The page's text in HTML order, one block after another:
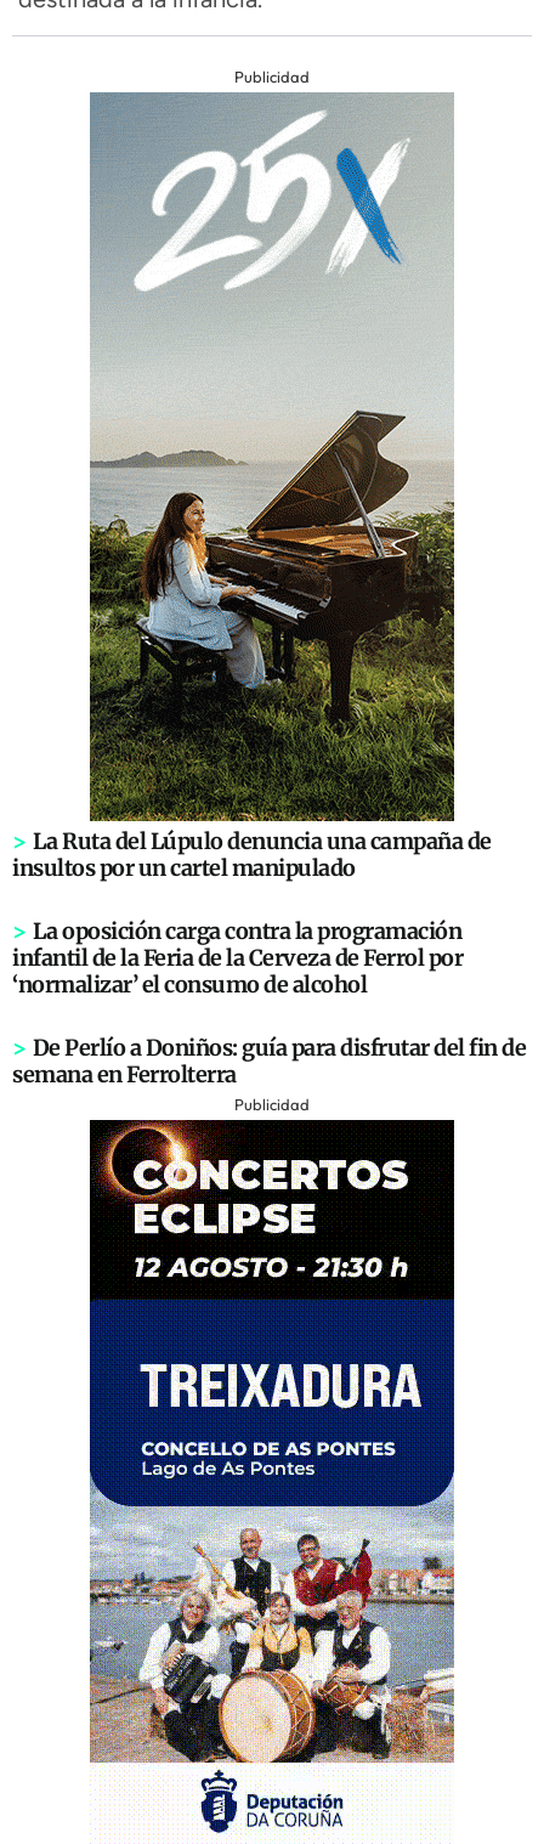
Publicidad
> La Ruta del Lúpulo denuncia una campaña de
insultos por un cartel manipulado
> La oposición carga contra la programación
infantil de la Feria de la Cerveza de Ferrol por
‘normalizar’ el consumo de alcohol
> De Perlío a Doniños: guía para disfrutar del fin de
semana en Ferrolterra
Publicidad